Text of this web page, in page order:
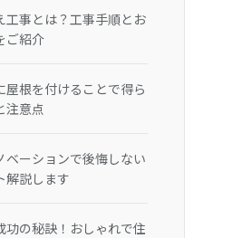
工事とは？工事手順とお
ご紹介
屋根を付けることで得ら
注意点
ベーションで後悔しない
解説します
功の秘訣！おしゃれで住